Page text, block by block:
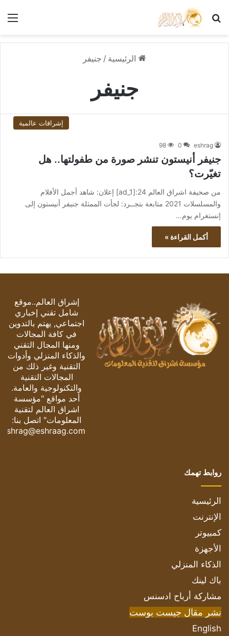
بحث عن
الرئيسية / جنيفر
جنيفر
إشراقات عالمية
eshrag
0
98
جنيفر أنيستون تنشر صورة من طفولتها.. هل
تغيّرت؟
من صحيفة اشراق العالم 24:[ad_1] إعلان: شاهد أجمل الأفلام
والمسلسلات 2021 متابعة بتجــرد: لجأت الممثلة جنيفر أنيستون إلى
إنستغرام يوم…
أكمل القراءة »
إشراق العالم..موقع
شامل تقني إخباري
اجتماعي, يهتم بالتدوين
في كافة المجالات
ومنها المجال التقني
والذكاء المنزلي وأدوات
التقنية وغير ذلك من
المجالات التقنية
والتكنولوجية والعامة.
أحد مواقع "مؤسسة
اشراق العالم لتقنية
المعلومات" اتصل بنا:
eshrag@eshraag.com
روابط تهمك
الرئيسية
الإنترنت
كمبيوتر
الأجهزة
الذكاء المنزلي
باك لينك
مشاركة أرباح ادسنس
نشر مقال جيست بوست
English